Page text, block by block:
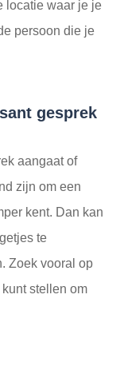
locatie waar je je
persoon die je
gesprek
aangaat of
zijn om een
kent. Dan kan
te
Zoek vooral op
stellen om